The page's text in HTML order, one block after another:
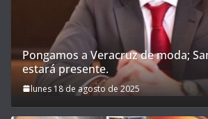
Pongamos a Veracruz de moda;
estará presente.
lunes 18 de agosto de 2025